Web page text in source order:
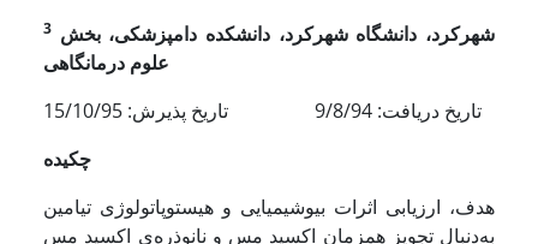
3 شهرکرد، دانشگاه شهرکرد، دانشکده دامپزشکی،بخش
علوم درمانگاهی
تاریخ دریافت: 9/8/94 تاریخ پذیرش: 15/10/95
چکیده
هدف، ارزیابی اثرات بیوشیمیایی و هیستوپاتولوژی تیامین
به‌دنبال تجویز همزمان اکسید مس و نانوذره‌ی اکسید مس